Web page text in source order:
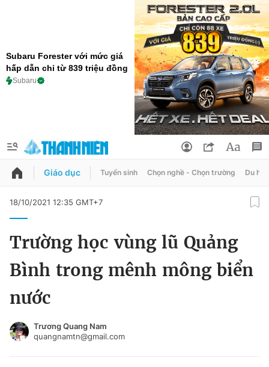
Subaru Forester với mức giá
hấp dẫn chỉ từ 839 triệu đồng
Subaru
QUẢNG CÁO ĐẶT BÁO
Chuyên mục khác
Đổi mật khẩu
Tin đã lưu
Tin đã xem
Đăng xuất
Giáo dục Tuyển sinh Chọn nghề - Chọn trường Du học
18/10/2021 12:35 GMT+7
Trường học vùng lũ Quảng
Bình trong mênh mông biển
nước
Trương Quang Nam
quangnamtn@gmail.com